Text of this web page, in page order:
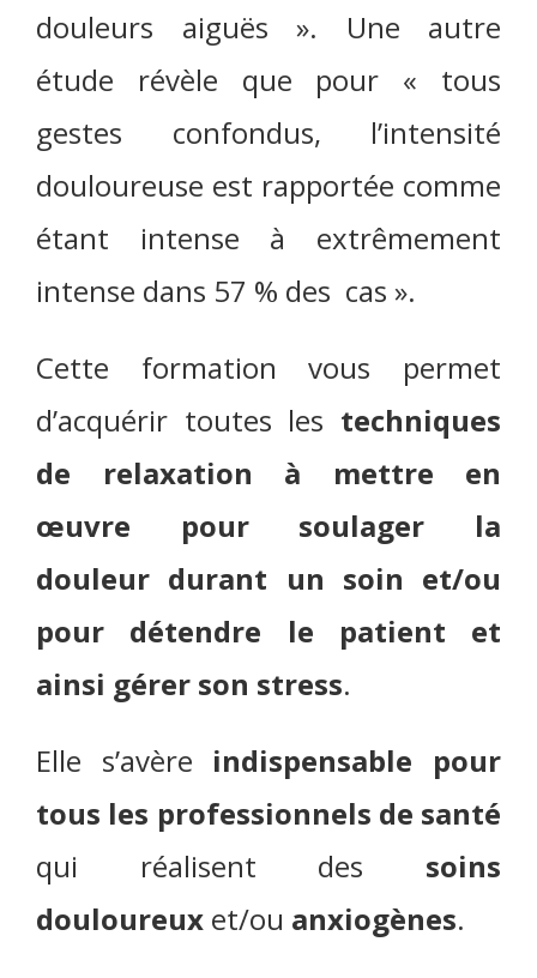
douleurs aiguës ». Une autre
étude révèle que pour « tous
gestes confondus, l’intensité
douloureuse est rapportée comme
étant intense à extrêmement
intense dans 57 % des cas ».
Cette formation vous permet
d’acquérir toutes les techniques
de relaxation à mettre en
œuvre pour soulager la
douleur durant un soin et/ou
pour détendre le patient et
ainsi gérer son stress.
Elle s’avère indispensable pour
tous les professionnels de santé
qui réalisent des soins
douloureux et/ou anxiogènes.